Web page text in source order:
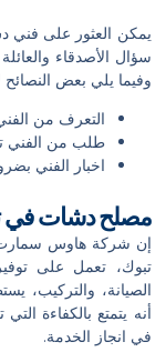
يمكن العثور على فني
سؤال الأصدقاء
وفيما يلي بعض
التعرف من
طلب من الفني
اخبار الفني
مصلح دشات في
إن شركة هاوس
تبوك، تعمل على
الصيانة، والتركيب،
في انجاز الخدمة.